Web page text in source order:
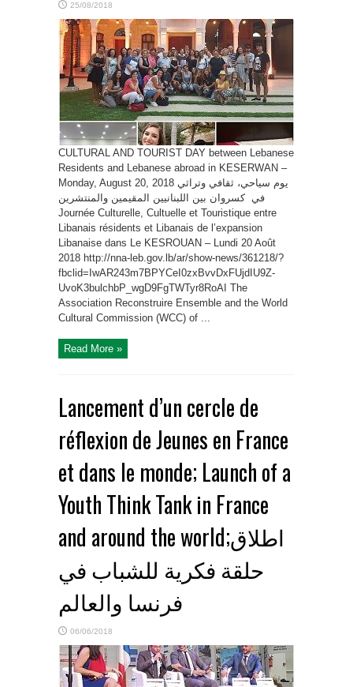
25/08/2018
CULTURAL AND TOURIST DAY between Lebanese
Residents and Lebanese abroad in KESERWAN –
Monday, August 20, 2018 يوم سياحي، ثقافي وتراثي
في كسروان بين اللبنانيين المقيمين والمنتشرين
Journée Culturelle, Cultuelle et Touristique entre
Libanais résidents et Libanais de l’expansion
Libanaise dans Le KESROUAN – Lundi 20 Août
2018 http://nna-leb.gov.lb/ar/show-news/361218/?
fbclid=IwAR243m7BPYCeI0zxBvvDxFUjdIU9Z-
UvoK3bulchbP_wgD9FgTWTyr8RoAI The
Association Reconstruire Ensemble and the World
Cultural Commission (WCC) of ...
Read More »
Lancement d’un cercle de
réflexion de Jeunes en France
et dans le monde; Launch of a
Youth Think Tank in France
and around the world;اطلاق
حلقة فكرية للشباب في
فرنسا والعالم
06/06/2018